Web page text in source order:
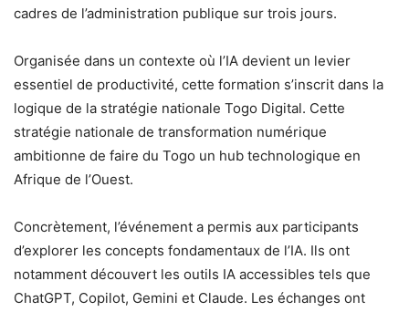
cadres de l’administration publique sur trois jours.
Organisée dans un contexte où l’IA devient un levier
essentiel de productivité, cette formation s’inscrit dans la
logique de la stratégie nationale Togo Digital. Cette
stratégie nationale de transformation numérique
ambitionne de faire du Togo un hub technologique en
Afrique de l’Ouest.
Concrètement, l’événement a permis aux participants
d’explorer les concepts fondamentaux de l’IA. Ils ont
notamment découvert les outils IA accessibles tels que
ChatGPT, Copilot, Gemini et Claude. Les échanges ont